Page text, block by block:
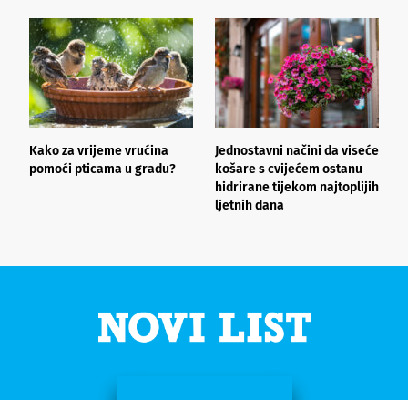
Kako za vrijeme vrućina
pomoći pticama u gradu?
Jednostavni načini da viseće
košare s cvijećem ostanu
hidrirane tijekom najtoplijih
ljetnih dana